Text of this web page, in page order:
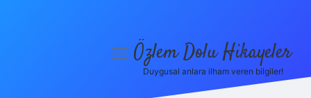
menüyüÖzlem Dolu Hikayeler
Duygusal anlara ilham veren bilgiler!